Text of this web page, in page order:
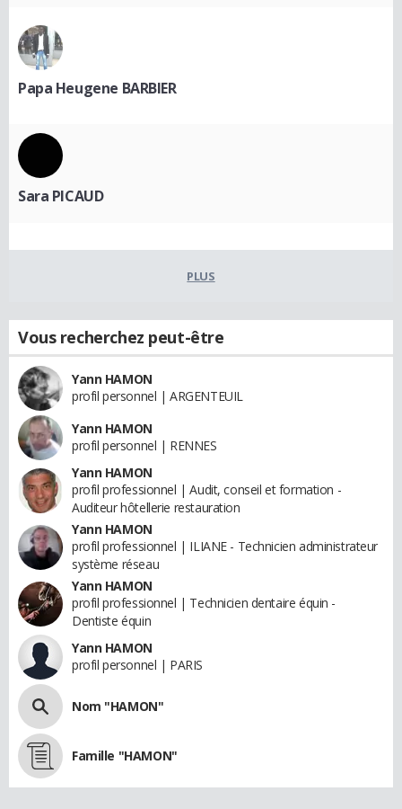
Papa Heugene BARBIER
Sara PICAUD
PLUS
Vous recherchez peut-être
Yann HAMON
profil personnel | ARGENTEUIL
Yann HAMON
profil personnel | RENNES
Yann HAMON
profil professionnel | Audit, conseil et formation -
Auditeur hôtellerie restauration
Yann HAMON
profil professionnel | ILIANE - Technicien administrateur
système réseau
Yann HAMON
profil professionnel | Technicien dentaire équin -
Dentiste équin
Yann HAMON
profil personnel | PARIS
Nom "HAMON"
Famille "HAMON"